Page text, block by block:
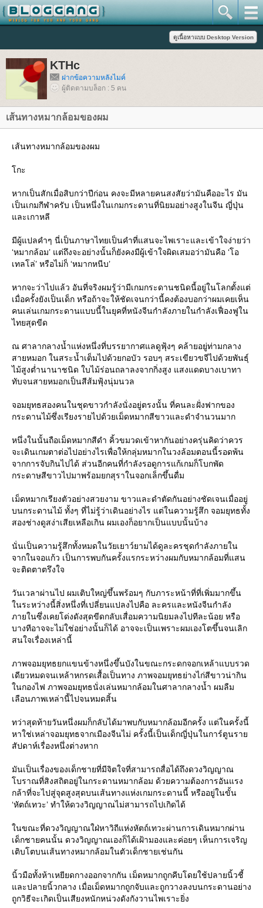
KTHc
ฝากข้อความหลังไมค์
ผู้ติดตามบล็อก : 5 คน
เส้นทางหมากล้อมของผม
เส้นทางหมากล้อมของผม
กะ
หากเป็นสักเมื่อสิบกว่าปีก่อน คงจะมีหลายคนสงสัยว่ามันคืออะไร มัน
เป็นเกมกีฬาครับ เป็นหนึ่งในเกมกระดานที่นิยมอย่างสูงในจีน ญี่ปุ่น
ละเกาหลี
มีผู้แปลคำๆ นี่เป็นภาษาไทยเป็นคำที่แสนจะไพเราะและเข้าใจง่ายว่า
‘หมากล้อม’ แต่ถึงจะอย่างนั้นก็ยังคงมีผู้เข้าใจผิดเสมอว่ามันคือ ‘โอ
เทลโล่’ หรือไม่ก็ ‘หมากหนีบ’
หากจะว่าไปแล้ว อันที่จริงผมรู้ว่ามีเกมกระดานชนิดนี้อยู่ในโลกตั้งแต่
เมื่อครั้งยังเป็นเด็ก หรือถ้าจะให้ชัดเจนกว่านี้คงต้องบอกว่าผมเคยเห็น
คนเล่นเกมกระดานแบบนี้ในยุคที่หนังจีนกำลังภายในกำลังเฟื่องฟูใน
ไทยสุดขีด
ณ ศาลากลางน้ำแห่งหนึ่งที่บรรยากาศแลดูฟุ้งๆ คล้ายอยู่ท่ามกลาง
สายหมอก ในสระน้ำเต็มไปด้วยกอบัว รอบๆ สระเขียวขจีไปด้วยพันธุ์
ไม้สูงต่ำนานาชนิด ใบไม้ร่อนถลาลงจากกิ่งสูง แสงแดดบางเบาทา
ทับจนสายหมอกเป็นสีส้มฟุ้งนุ่มนวล
จอมยุทธสองคนในชุดขาวกำลังนั่งอยู่ตรงนั้น ที่คนละฝั่งฟากของ
กระดานไม้ซึ่งเรียงรายไปด้วยเม็ดหมากสีขาวและดำจำนวนมาก
หนึ่งในนั้นถือเม็ดหมากสีดำ คิ้วขมวดเข้าหากันอย่างครุ่นคิดว่าควร
จะเดินเกมตาต่อไปอย่างไรเพื่อให้กลุ่มหมากในวงล้อมตอนนี้รอดพ้น
จากการจับกินไปได้ ส่วนอีกคนที่กำลังรอดูการแก้เกมก็โบกพัด
กระดาษสีขาวไปมาพร้อมยกสุราในจอกเล็กขึ้นดื่ม
เม็ดหมากเรียงตัวอย่างสวยงาม ขาวและดำตัดกันอย่างชัดเจนเมื่ออยู่
บนกระดานไม้ ทั้งๆ ที่ไม่รู้ว่าเดินอย่างไร แต่ในความรู้สึก จอมยุทธทั้ง
สองช่างดูสง่าเสียเหลือเกิน ผมเองก็อยากเป็นแบบนั้นบ้าง
นั่นเป็นความรู้สึกทั้งหมดในวัยเยาว์ยามได้ดูละครชุดกำลังภายใน
จากในจอแก้ว เป็นการพบกันครั้งแรกระหว่างผมกับหมากล้อมที่แสน
จะติดตาตรึงใจ
วันเวลาผ่านไป ผมเติบใหญ่ขึ้นพร้อมๆ กับภาระหน้าที่ที่เพิ่มมากขึ้น
นระหว่างนี้สิ่งหนึ่งที่เปลี่ยนแปลงไปคือ ละครและหนังจีนกำลัง
ภายในซึ่งเคยโด่งดังสุดขีดกลับเสื่อมความนิยมลงไปทีละน้อย หรือ
บางทีอาจจะไม่ใช่อย่างนั้นก็ได้ อาจจะเป็นเพราะผมเองโตขึ้นจนเลิก
สนใจเรื่องเหล่านี้
ภาพจอมยุทธยกแขนข้างหนึ่งขึ้นบังในขณะกระดกจอกเหล้าแบบรวด
เดียวหมดจนเหล้าหกรดเสื้อเป็นทาง ภาพจอมยุทธย่างไก่สีขาวน่ากิน
นกองไฟ ภาพจอมยุทธนั่งเล่นหมากล้อมในศาลากลางน้ำ ผมลืม
เลือนภาพเหล่านี้ไปจนหมดสิ้น
ทว่าสุดท้ายวันหนึ่งผมก็กลับได้มาพบกับหมากล้อมอีกครั้ง แต่ในครั้งนี้
หาใช่เหล่าจอมยุทธจากเมืองจีนไม่ ครั้งนี้เป็นเด็กญี่ปุ่นในการ์ตูนรา
สัปดาห์เรื่องหนึ่งต่างหาก
มันเป็นเรื่องของเด็กชายที่มีจิตใจที่สามารถสื่อได้ถึงดวงวิญญาณ
บราณที่สิงสถิตอยู่ในกระดานหมากล้อม ด้วยความต้องการอันแรง
กล้าที่จะไปสู่จุดสูงสุดบนเส้นทางแห่งเกมกระดานนี้ หรืออยู่ในขั้น
‘หัตถ์เทวะ’ ทำให้ดวงวิญญาณไม่สามารถไปเกิดได้
นขณะที่ดวงวิญญาณใฝ่หาวิถีแห่งหัตถ์เทวะผ่านการเดินหมากผ่าน
เด็กชายคนนั้น ดวงวิญญาณเองก็ได้เฝ้ามองและค่อยๆ เห็นการเจริญ
เติบโตบนเส้นทางหมากล้อมในตัวเด็กชายเช่นกัน
นิ้วมือทั้งห้าเหยียดกางออกจากกัน เม็ดหมากถูกคีบโดยใช้ปลายนิ้วชี้
ละปลายนิ้วกลาง เมื่อเม็ดหมากถูกจับและถูกวางลงบนกระดานอย่าง
ถูกวิธีจะเกิดเป็นเสียงหนักหน่วงดังกังวานไพเราะยิ่ง